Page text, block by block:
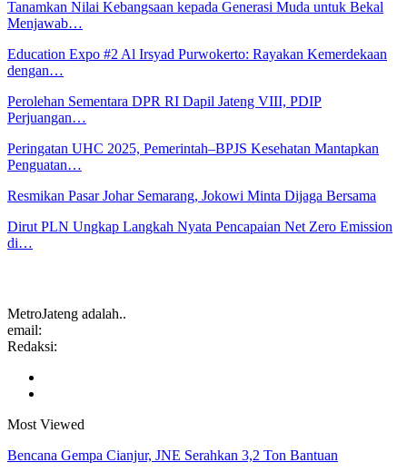
Tanamkan Nilai Kebangsaan kepada Generasi Muda untuk Bekal
Menjawab…
Education Expo #2 Al Irsyad Purwokerto: Rayakan Kemerdekaan
dengan…
Perolehan Sementara DPR RI Dapil Jateng VIII, PDIP
Perjuangan…
Peringatan UHC 2025, Pemerintah–BPJS Kesehatan Mantapkan
Penguatan…
Resmikan Pasar Johar Semarang, Jokowi Minta Dijaga Bersama
Dirut PLN Ungkap Langkah Nyata Pencapaian Net Zero Emission
di…
MetroJateng adalah..
email:
Redaksi:
Most Viewed
Bencana Gempa Cianjur, JNE Serahkan 3,2 Ton Bantuan